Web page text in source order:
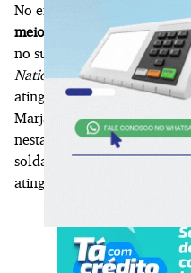
No entanto, a
segunda
meio a um bombardeio
no sul do Líbano. A agência
National News Agency
atingiu um carro em uma
Marjayoun e Nabatiyeh e
nesta terça-feira. O Exército
soldados ficaram
atingiu uma estrada na região.